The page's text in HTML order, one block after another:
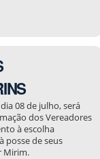
08 de julho, será
dos Vereadores
à escolha
posse de seus
Mirim.